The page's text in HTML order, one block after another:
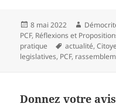
Publié
le
8 mai 2022 Auteur
PCF, Réflexions et
pratique
Mots-
clés
actualité,
legislatives, PCF,
Donnez votre avis